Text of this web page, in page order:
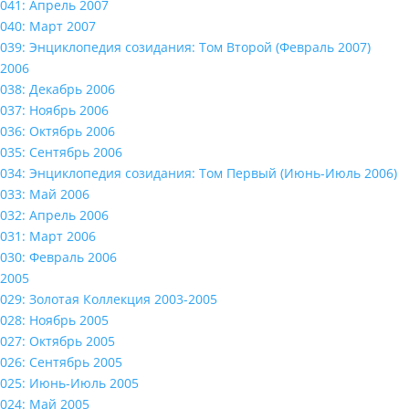
041: Апрель 2007
040: Март 2007
039: Энциклопедия созидания: Том Второй (Февраль 2007)
2006
038: Декабрь 2006
037: Ноябрь 2006
036: Октябрь 2006
035: Сентябрь 2006
034: Энциклопедия созидания: Том Первый (Июнь-Июль 2006)
033: Май 2006
032: Апрель 2006
031: Март 2006
030: Февраль 2006
2005
029: Золотая Коллекция 2003-2005
028: Ноябрь 2005
027: Октябрь 2005
026: Сентябрь 2005
025: Июнь-Июль 2005
024: Май 2005